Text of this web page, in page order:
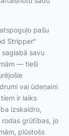
pašu
Stripper“
savu
— tieši
vai ūdeņaini
ir laiks
izskaidro,
grūtības, jo
plūstošs